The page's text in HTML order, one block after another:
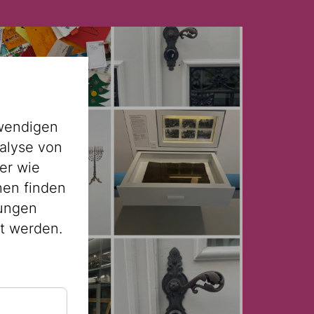
von
wie
finden
werden.